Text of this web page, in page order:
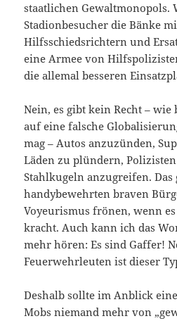
staatlichen Gewaltmonopols.
Stadionbesucher die Bänke
Hilfsschiedsrichtern und
eine Armee von
die allemal besseren
Nein, es gibt kein Recht –
auf eine falsche
mag – Autos anzuzünden,
Läden zu plündern,
Stahlkugeln anzugreifen.
handybewehrten braven
Voyeurismus frönen, wenn
kracht. Auch kann ich das
mehr hören: Es sind Gaffer!
Feuerwehrleuten ist dieser
Deshalb sollte im Anblick
Mobs niemand mehr von